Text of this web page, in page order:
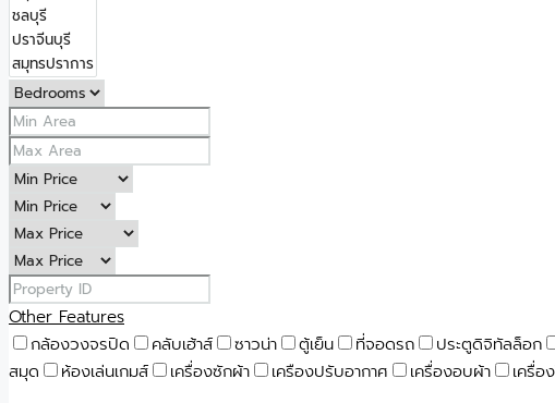
Other Features
กล้องวงจรปิด
คลับเฮ้าส์ ซาวน่า ตู้เย็น ที่จอดรถ ประตูดิจิทัลล็อก
สมุด
ห้องเล่นเกมส์ เครื่องซักผ้า เครืองปรับอากาศ เครื่องอบผ้า เครื่อ